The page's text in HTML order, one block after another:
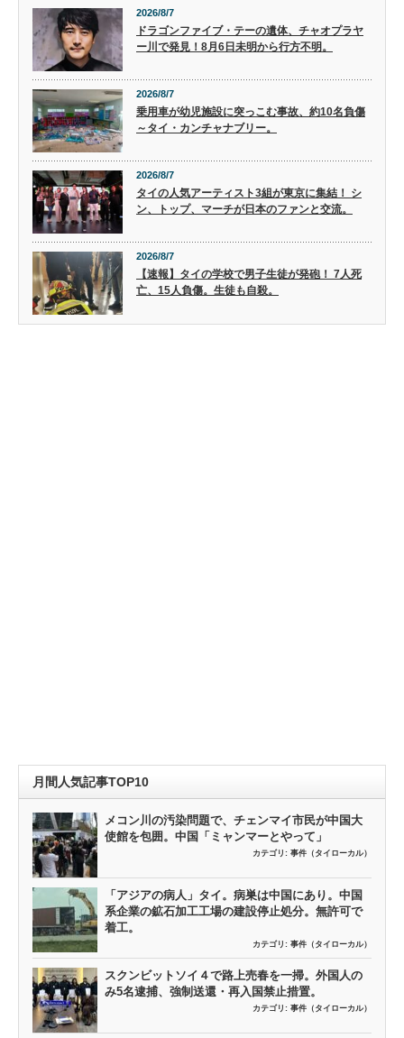
2026/8/7
ドラゴンファイブ・テーの遺体、チャオプラヤ
ー川で発見！8月6日未明から行方不明。
2026/8/7
乗用車が幼児施設に突っこむ事故、約10名負傷
～タイ・カンチャナブリー。
2026/8/7
タイの人気アーティスト3組が東京に集結！ シ
ン、トップ、マーチが日本のファンと交流。
2026/8/7
【速報】タイの学校で男子生徒が発砲！ 7人死
亡、15人負傷。生徒も自殺。
月間人気記事TOP10
メコン川の汚染問題で、チェンマイ市民が中国大
使館を包囲。中国「ミャンマーとやって」
カテゴリ: 事件（タイローカル）
「アジアの病人」タイ。病巣は中国にあり。中国
系企業の鉱石加工工場の建設停止処分。無許可で
着工。
カテゴリ: 事件（タイローカル）
スクンビットソイ４で路上売春を一掃。外国人の
み5名逮捕、強制送還・再入国禁止措置。
カテゴリ: 事件（タイローカル）